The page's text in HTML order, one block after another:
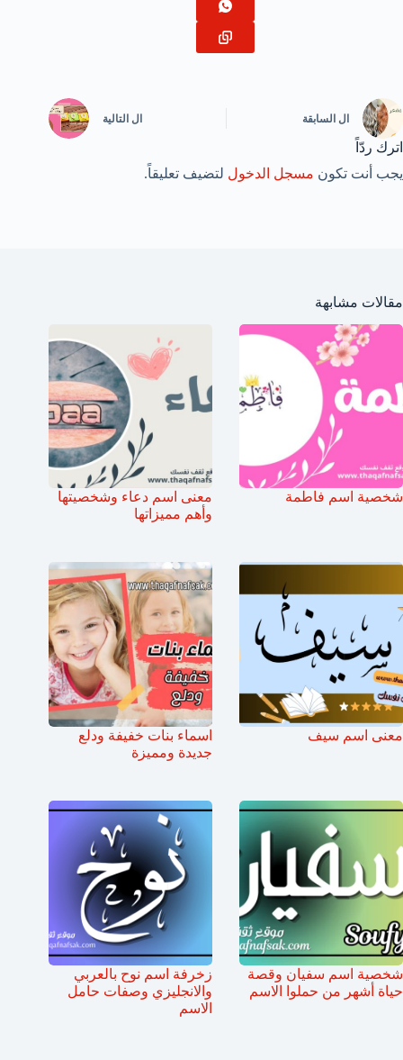
ال السابقة ال التالية
اترك ردّاً
يجب أنت تكون مسجل الدخول لتضيف تعليقاً.
مقالات مشابهة
شخصية اسم فاطمة
معنى اسم دعاء وشخصيتها
وأهم مميزاتها
معنى اسم سيف
اسماء بنات خفيفة ودلع
جديدة ومميزة
شخصية اسم سفيان وقصة
حياة أشهر من حملوا الاسم
زخرفة اسم نوح بالعربي
والانجليزي وصفات حامل
الاسم